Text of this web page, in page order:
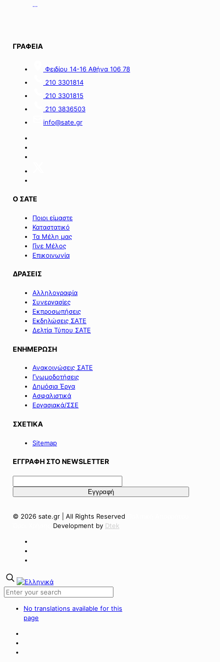
της
Σαμοθράκης».
της
ΓΡΑΦΕΙΑ
Φειδίου 14-16 Αθήνα 106 78
210 3301814
210 3301815
210 3836503
info@sate.gr
Ο ΣΑΤΕ
Ποιοι είμαστε
Καταστατικό
Τα Μέλη μας
Γίνε Μέλος
Επικοινωνία
ΔΡΑΣΕΙΣ
Αλληλογραφία
Συνεργασίες
Εκπροσωπήσεις
Εκδηλώσεις ΣΑΤΕ
Δελτία Τύπου ΣΑΤΕ
ΕΝΗΜΕΡΩΣΗ
Ανακοινώσεις ΣΑΤΕ
Γνωμοδοτήσεις
Δημόσια Έργα
Ασφαλιστικά
Εργασιακά/ΣΣΕ
ΣΧΕΤΙΚΑ
Sitemap
ΕΓΓΡΑΦΗ ΣΤΟ NEWSLETTER
© 2026 sate.gr | All Rights Reserved
Development by Dtek
No translations available for this
page